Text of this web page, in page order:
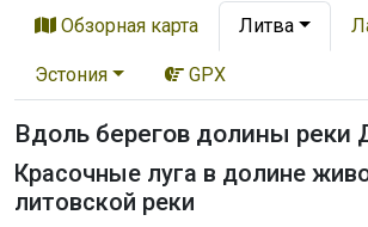
Обзорная карта Литва
Эстония GPX
Вдоль берегов долины реки
Красочные луга в долине
литовской реки